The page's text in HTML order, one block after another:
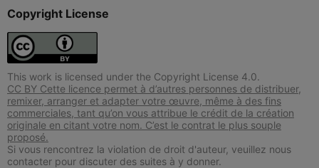
Copyright License
This work is licensed under the Copyright License 4.0.
CC BY Cette licence permet à d’autres personnes de distribuer,
remixer, arranger et adapter votre œuvre, même à des fins
commerciales, tant qu’on vous attribue le crédit de la création
originale en citant votre nom. C’est le contrat le plus souple
proposé.
Si vous rencontrez la violation de droit d'auteur, veuillez nous
contacter pour discuter des suites à y donner.